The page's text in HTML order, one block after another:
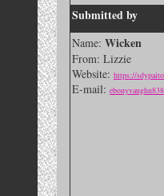
Submitted by
Name: Wicken
From: Lizzie
Website: https://
E-mail: